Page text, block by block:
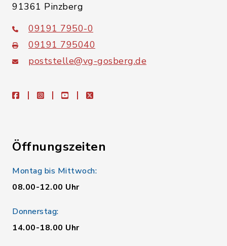
91361 Pinzberg
09191 7950-0
09191 795040
poststelle@vg-gosberg.de
facebookinstagramyoutubeX
Öffnungszeiten
Montag bis Mittwoch:
08.00-12.00 Uhr
Donnerstag:
14.00-18.00 Uhr